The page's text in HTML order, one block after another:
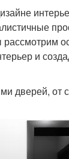
и
дверей, от